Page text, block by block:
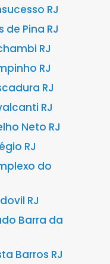
RJ
Pina RJ
RJ
RJ
RJ
RJ
Neto RJ
RJ
do
RJ
Barra da
Barros RJ